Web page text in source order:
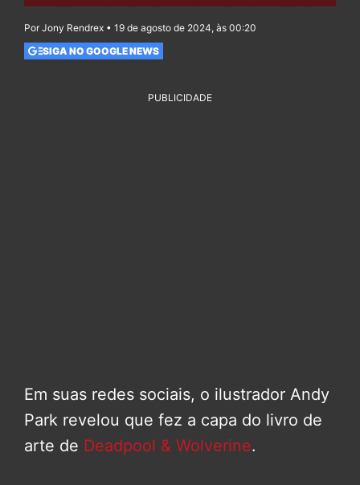
Por Jony Rendrex • 19 de agosto de 2024, às 00:20
SIGA NO GOOGLE NEWS
PUBLICIDADE
Em suas redes sociais, o ilustrador Andy
Park revelou que fez a capa do livro de
arte de Deadpool & Wolverine.